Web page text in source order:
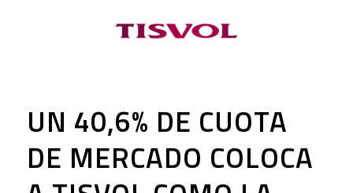
UN 40,6% DE CUOTA
DE MERCADO COLOCA